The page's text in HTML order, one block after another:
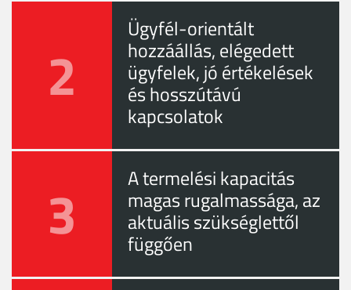
2
Ügyfél-orientált
hozzáállás, elégedett
ügyfelek, jó értékelések
és hosszútávú
kapcsolatok
3 A termelési kapacitás
magas rugalmassága, az
aktuális szükséglettől
függően